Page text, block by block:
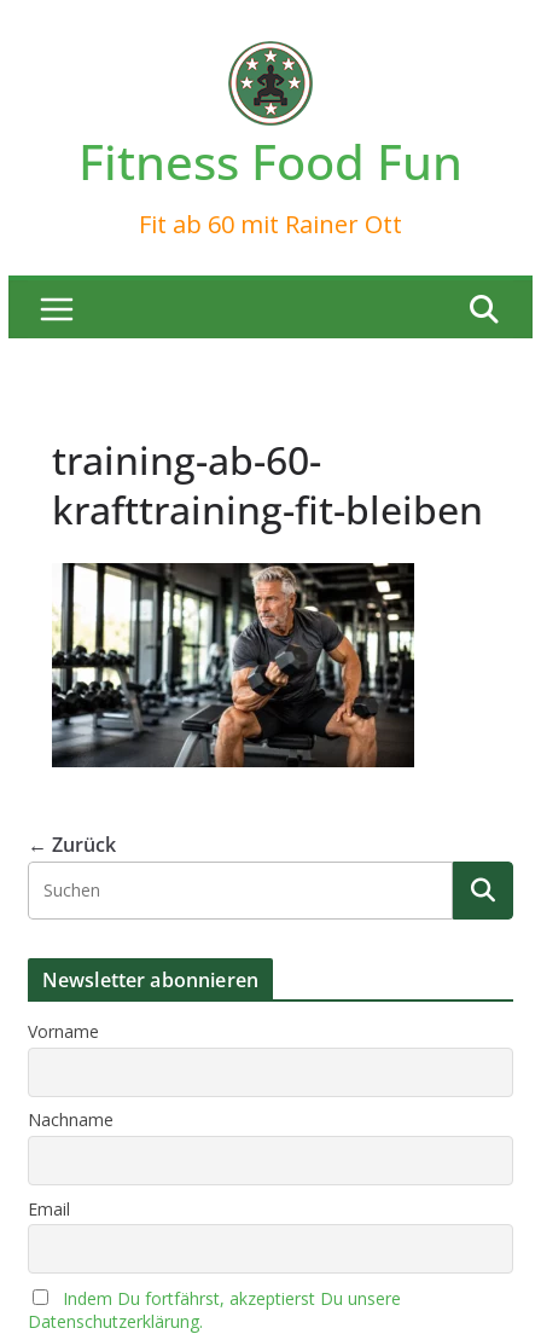
Fitness Food Fun
Fit ab 60 mit Rainer Ott
training-ab-60-
krafttraining-fit-bleiben
← Zurück
Newsletter abonnieren
Vorname
Nachname
Email
Indem Du fortfährst, akzeptierst Du unsere
Datenschutzerklärung.